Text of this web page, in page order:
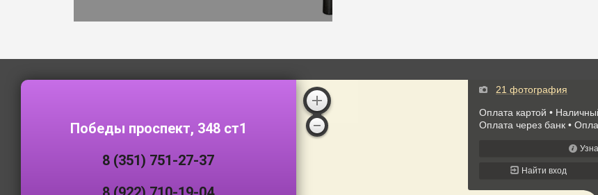
Победы проспект, 348 ст1
8 (351) 751-27-37